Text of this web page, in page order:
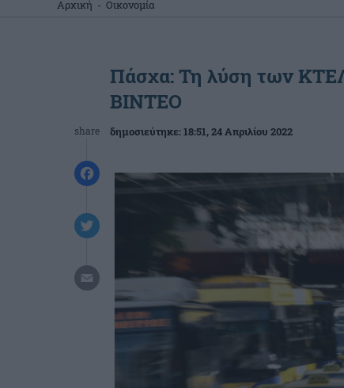
Αρχική - Οικονομία
share
Πάσχα: Τη λύση των
ΒΙΝΤΕΟ
δημοσιεύτηκε:18:51, 24 Απριλίου 2022